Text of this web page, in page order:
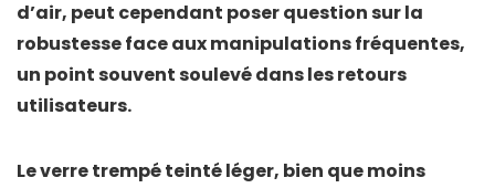
d’air, peut cependant poser question sur la
robustesse face aux manipulations fréquentes,
un point souvent soulevé dans les retours
utilisateurs.
Le verre trempé teinté léger, bien que moins